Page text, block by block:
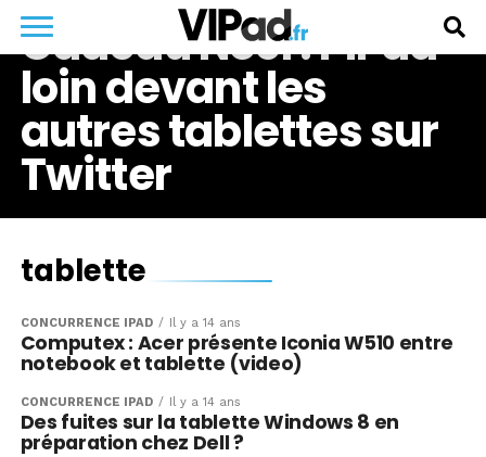
Cadeau Noël : l’iPad
loin devant les
autres tablettes sur
Twitter
tablette
CONCURRENCE IPAD Il y a 14 ans
Computex : Acer présente Iconia W510 entre
notebook et tablette (video)
CONCURRENCE IPAD Il y a 14 ans
Des fuites sur la tablette Windows 8 en
préparation chez Dell ?